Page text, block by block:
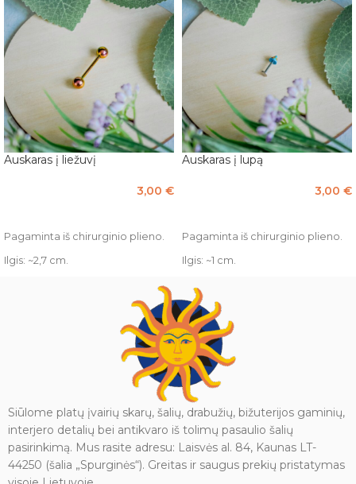
Auskaras į liežuvį
3,00 €
Pagaminta iš chirurginio plieno.
Ilgis: ~2,7 cm.
Auskaras į lupą
3,00 €
Pagaminta iš chirurginio plieno.
Ilgis: ~1 cm.
Siūlome platų įvairių skarų, šalių, drabužių, bižuterijos gaminių,
interjero detalių bei antikvaro iš tolimų pasaulio šalių
pasirinkimą. Mus rasite adresu: Laisvės al. 84, Kaunas LT-
44250 (šalia „Spurginės“). Greitas ir saugus prekių pristatymas